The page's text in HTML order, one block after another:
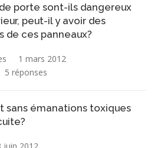
porte sont-ils dangereux
peut-il y avoir des
de ces panneaux?
1 mars 2012
5 réponses
sans émanations toxiques